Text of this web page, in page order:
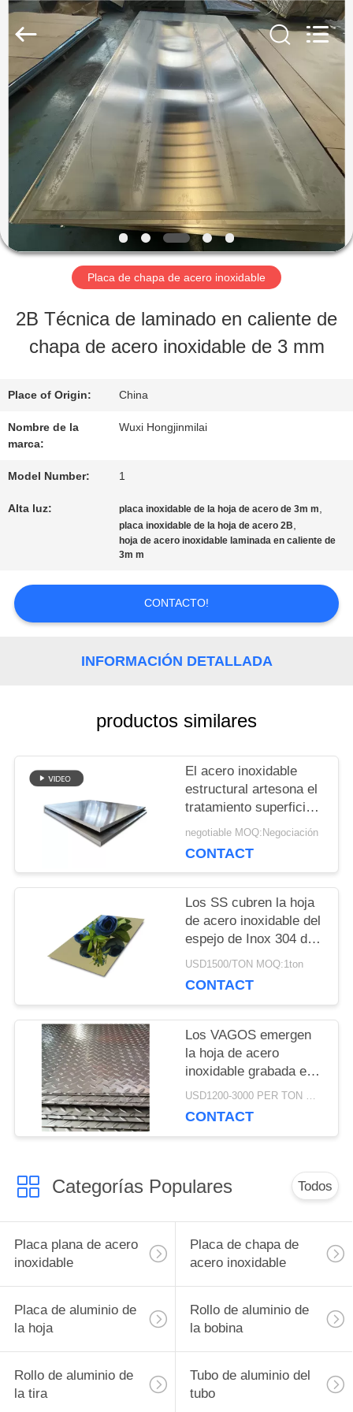
EN
CASA
PRODUCTOS
LOS
VÍDEOS
SOBRE
NOSOTROS
RECORRIDO
POR
LA
FÁBRICA
DE
NOSOTROS
SOLICITAR
CITA
MAPA
SITIO
PRIVACY
POLICY
WUXI
HONGJINMILAI
STEEL
CO.,LTD.
Rights
Reserved.
Placa de chapa de acero inoxidable
2B Técnica de laminado en caliente de
chapa de acero inoxidable de 3 mm
Place of Origin: China
Nombre de la
marca:
Wuxi Hongjinmilai
Model Number: 1
Alta luz: placa inoxidable de la hoja de acero de 3m m,
placa inoxidable de la hoja de acero 2B,
hoja de acero inoxidable laminada en caliente de
3m m
CONTACTO!
INFORMACIÓN DETALLADA
productos similares
El acero inoxidable
estructural artesona el
tratamiento superficial
de encargo de la alta
comida
negotiable MOQ:Negociación
CONTACT
Los SS cubren la hoja
de acero inoxidable del
espejo de Inox 304 del
negro 201 del oro para
interior
USD1500/TON MOQ:1ton
CONTACT
Los VAGOS emergen
la hoja de acero
inoxidable grabada en
relieve 3m m 201
USD1200-3000 PER TON MOQ:1Ton
CONTACT
Categorías Populares Todos
Placa plana de acero
inoxidable
Placa de chapa de
acero inoxidable
Placa de aluminio de
la hoja
Rollo de aluminio de
la bobina
Rollo de aluminio de
la tira
Tubo de aluminio del
tubo